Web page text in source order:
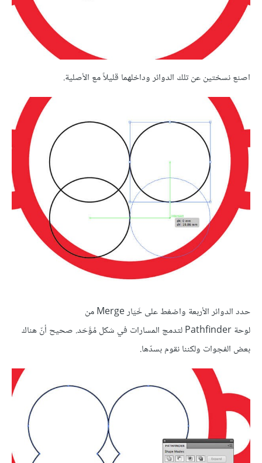
اصنع نسختين عن تلك الدوائر وداخلهما قليلاً مع الأصلية.
حدد الدوائر الأربعة واضغط على خَيَار Merge من
لوحة Pathfinder لتدمج المسارات في شكل مُوَّحَد. صحيح أنّ هناك
بعض الفجوات ولكننا نقوم بسدّها.